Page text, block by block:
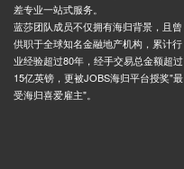
差专业一站式服务。
蓝莎团队成员不仅拥有海归背景，且曾
供职于全球知名金融地产机构，累计行
业经验超过80年，经手交易总金额超过
15亿英镑，更被JOBS海归平台授奖"最
受海归喜爱雇主"。